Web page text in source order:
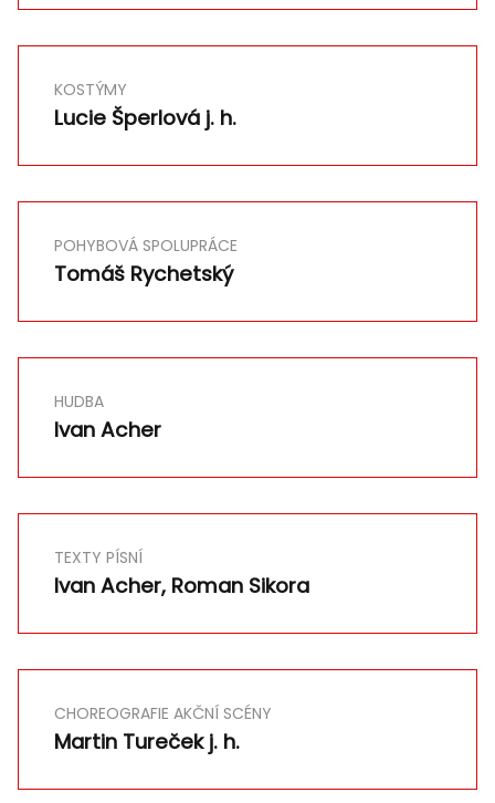
KOSTÝMY
Lucie Šperlová j. h.
POHYBOVÁ SPOLUPRÁCE
Tomáš Rychetský
HUDBA
Ivan Acher
TEXTY PÍSNÍ
Ivan Acher, Roman Sikora
CHOREOGRAFIE AKČNÍ SCÉNY
Martin Tureček j. h.